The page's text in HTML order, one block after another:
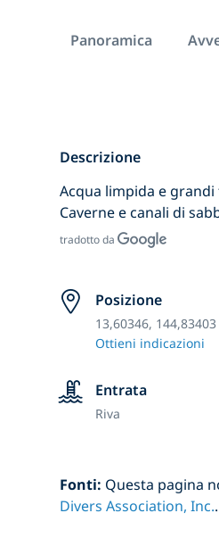
Panoramica
Descrizione
Acqua limpida e grandi
Caverne e canali di
tradotto da
Posizione
13,60346, 144,83403
Ottieni indicazioni
Entrata
Riva
Fonti: Questa pagina
Divers Association, Inc..